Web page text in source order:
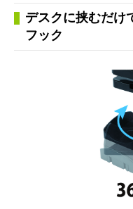
デスクに挟むだけ
フック